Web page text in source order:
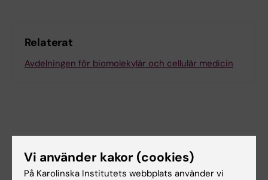
Relaterat
Avdelningen för biomolekylär och cellulär medicin
Cancer och onkologi
Cell- och molekylärbiologi
Vi använder kakor (cookies)
På Karolinska Institutets webbplats använder vi